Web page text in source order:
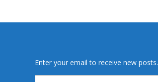
Enter your email to receive new posts.